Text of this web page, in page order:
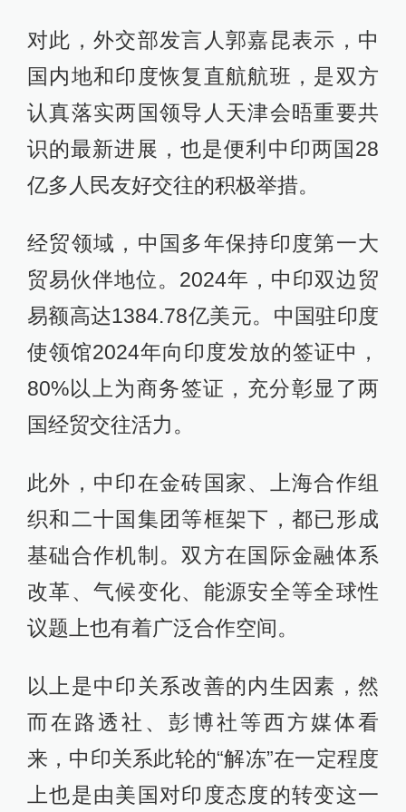
对此，外交部发言人郭嘉昆表示，中
国内地和印度恢复直航航班，是双方
认真落实两国领导人天津会晤重要共
识的最新进展，也是便利中印两国28
亿多人民友好交往的积极举措。
经贸领域，中国多年保持印度第一大
贸易伙伴地位。2024年，中印双边贸
易额高达1384.78亿美元。中国驻印度
使领馆2024年向印度发放的签证中，
80%以上为商务签证，充分彰显了两
国经贸交往活力。
此外，中印在金砖国家、上海合作组
织和二十国集团等框架下，都已形成
基础合作机制。双方在国际金融体系
改革、气候变化、能源安全等全球性
议题上也有着广泛合作空间。
以上是中印关系改善的内生因素，然
而在路透社、彭博社等西方媒体看
来，中印关系此轮的“解冻”在一定程度
上也是由美国对印度态度的转变这一